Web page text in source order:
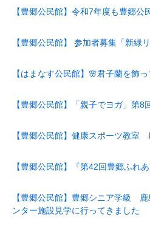
【豊郷公民館】令和7年度も豊郷公
【豊郷公民館】 参加者募集「新緑
【はまなす公民館】🌸君子蘭を飾
【豊郷公民館】「親子でヨガ」第8
【豊郷公民館】健康スポーツ教室
【豊郷公民館】『第42回豊郷ふれ
【豊郷公民館】豊郷シニア学級
ンター施設見学に行ってきました